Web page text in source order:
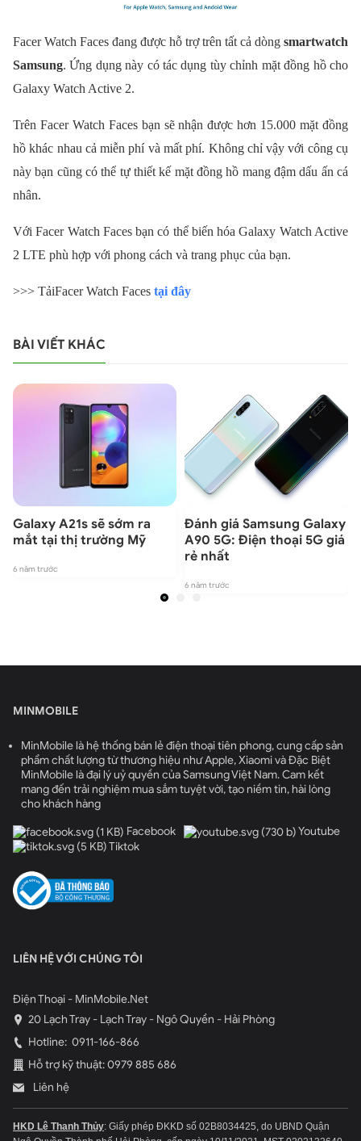
Facer Watch Faces đang được hỗ trợ trên tất cả dòng smartwatch
Samsung. Ứng dụng này có tác dụng tùy chỉnh mặt đồng hồ cho
Galaxy Watch Active 2.
Trên Facer Watch Faces bạn sẽ nhận được hơn 15.000 mặt đồng
hồ khác nhau cả miễn phí và mất phí. Không chỉ vậy với công cụ
này bạn cũng có thể tự thiết kế mặt đồng hồ mang đậm dấu ấn cá
nhân.
Với Facer Watch Faces bạn có thể biến hóa Galaxy Watch Active
2 LTE phù hợp với phong cách và trang phục của bạn.
>>> TảiFacer Watch Faces tại đây
BÀI VIẾT KHÁC
Galaxy A21s sẽ sớm ra
mắt tại thị trường Mỹ
6 năm trước
Đánh giá Samsung Galaxy
A90 5G: Điện thoại 5G giá
rẻ nhất
6 năm trước
MINMOBILE
MinMobile là hệ thống bán lẻ điện thoại tiên phong, cung cấp sản
phẩm chất lượng từ thương hiệu như Apple, Xiaomi và Đặc Biệt
MinMobile là đại lý uỷ quyền của Samsung Việt Nam. Cam kết
mang đến trải nghiệm mua sắm tuyệt vời, tạo niềm tin, hài lòng
cho khách hàng
Facebook
Youtube
Tiktok
LIÊN HỆ VỚI CHÚNG TÔI
Điện Thoại - MinMobile.Net
20 Lạch Tray - Lạch Tray - Ngô Quyền - Hải Phòng
Hotline: 0911-166-866
Hỗ trợ kỹ thuật: 0979 885 686
Liên hệ
HKD Lê Thanh Thủy: Giấy phép ĐKKD số 02B8034425, do UBND Quận